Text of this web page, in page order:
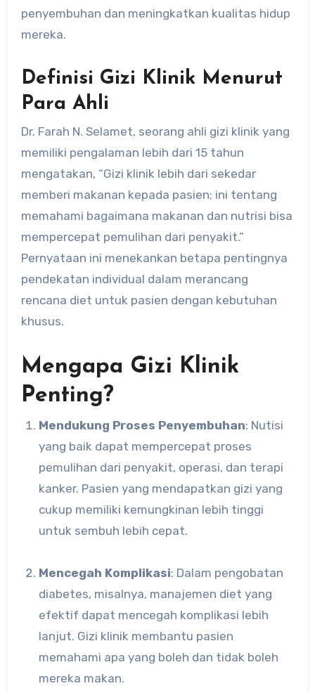
penyembuhan dan meningkatkan kualitas hidup
mereka.
Definisi Gizi Klinik Menurut
Para Ahli
Dr. Farah N. Selamet, seorang ahli gizi klinik yang
memiliki pengalaman lebih dari 15 tahun
mengatakan, “Gizi klinik lebih dari sekedar
memberi makanan kepada pasien; ini tentang
memahami bagaimana makanan dan nutrisi bisa
mempercepat pemulihan dari penyakit.”
Pernyataan ini menekankan betapa pentingnya
pendekatan individual dalam merancang
rencana diet untuk pasien dengan kebutuhan
khusus.
Mengapa Gizi Klinik
Penting?
Mendukung Proses Penyembuhan: Nutisi
yang baik dapat mempercepat proses
pemulihan dari penyakit, operasi, dan terapi
kanker. Pasien yang mendapatkan gizi yang
cukup memiliki kemungkinan lebih tinggi
untuk sembuh lebih cepat.
Mencegah Komplikasi: Dalam pengobatan
diabetes, misalnya, manajemen diet yang
efektif dapat mencegah komplikasi lebih
lanjut. Gizi klinik membantu pasien
memahami apa yang boleh dan tidak boleh
mereka makan.